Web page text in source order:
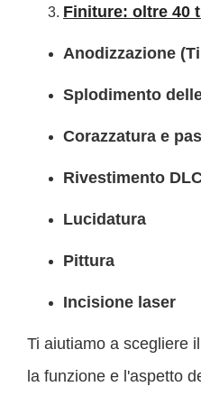
Finiture: oltre 40
Anodizzazione
Splodimento
Corazzatura e
Rivestimento
Lucidatura
Pittura
Incisione laser
Ti aiutiamo a scegliere
la funzione e l'aspetto